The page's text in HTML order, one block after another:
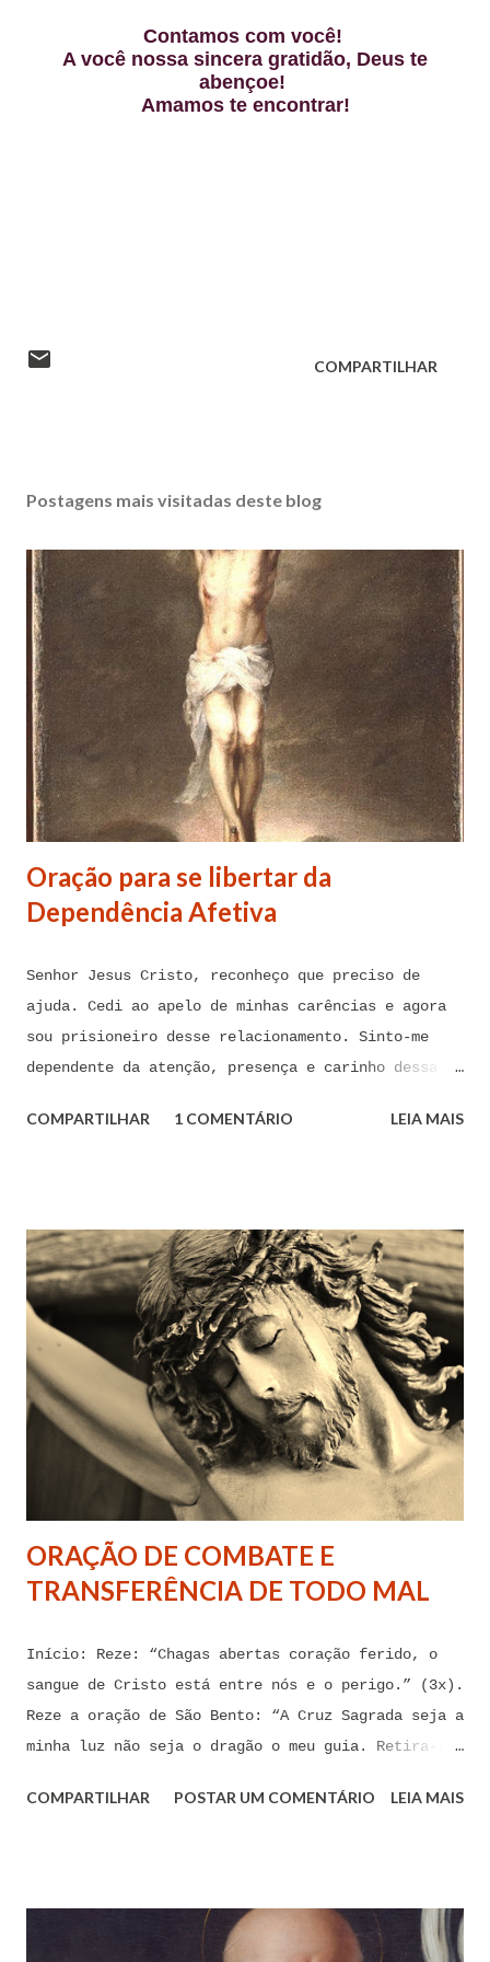
Contamos com você!
A você nossa sincera gratidão, Deus te
abençoe!
Amamos te encontrar!
COMPARTILHAR
Postagens mais visitadas deste blog
Oração para se libertar da
Dependência Afetiva
Senhor Jesus Cristo, reconheço que preciso de
ajuda. Cedi ao apelo de minhas carências e agora
sou prisioneiro desse relacionamento. Sinto-me
dependente da atenção, presença e carinho dessa
para me libertar da influência dessas tentações. A
tentação me venceu. E confesso a minha culpa por
ter cedido às suas insinuações me deixando
envolver. Mas, neste momento, eu me agarro com
todas as minhas forças ao poder de Tua Santa Cruz.
Jesus, eu suplico que o Senhor ordene a todas as
forças espirituais malignas que me amarram e
atormentam por meio desses sentimentos para que se
afastem de mim juntamente com todas as suas
tentações. Senhor Jesus, a partir de agora eu não
quero mais me deixar arrastar por esses espíritos
de impotência, de apego, de escravidão
sentimental, de devassidão, de adultério, de
COMPARTILHAR 1 COMENTÁRIO LEIA MAIS
ORAÇÃO DE COMBATE E
TRANSFERÊNCIA DE TODO MAL
Início: Reze: “Chagas abertas coração ferido, o
sangue de Cristo está entre nós e o perigo.” (3x).
Reze a oração de São Bento: “A Cruz Sagrada seja a
minha luz não seja o dragão o meu guia. Retira-te
que me ofereces, bebe tu mesmo o teu veneno.” Reze
Aleluia!” Proclame com fé e autoridade: “O Senhor
COMPARTILHAR POSTAR UM COMENTÁRIO LEIA MAIS